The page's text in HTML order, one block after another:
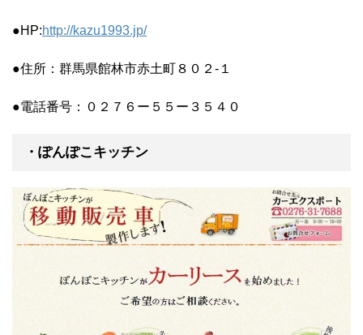
●HP:http://kazu1993.jp/
●住所：群馬県館林市赤土町８０２-１
●電話番号：０２７６ー５５ー３５４０
・ぽんぽこキッチン